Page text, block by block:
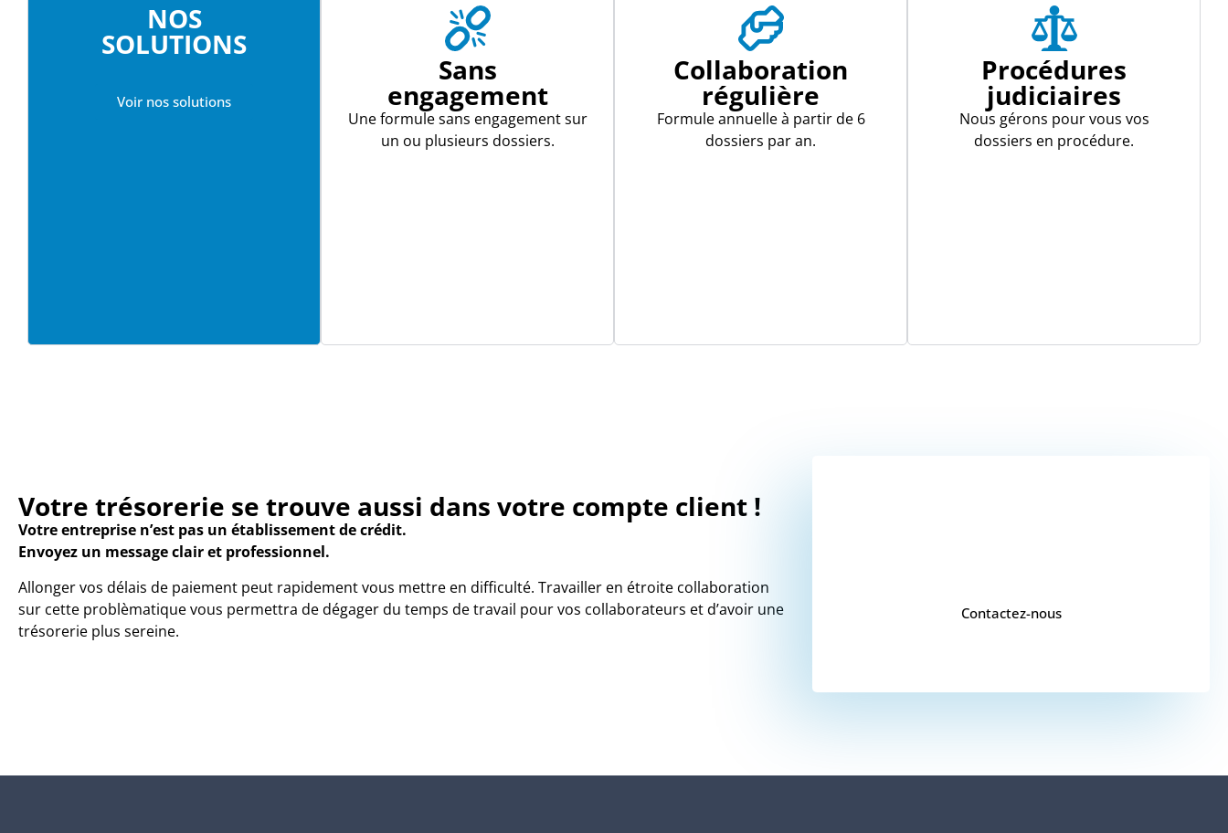
NOS
SOLUTIONS
Voir nos solutions
Sans
engagement
Une formule sans engagement sur
un ou plusieurs dossiers.
Collaboration
régulière
Formule annuelle à partir de 6
dossiers par an.
Procédures
judiciaires
Nous gérons pour vous vos
dossiers en procédure.
Votre trésorerie se trouve aussi dans votre compte client !
Votre entreprise n’est pas un établissement de crédit.
Envoyez un message clair et professionnel.
Allonger vos délais de paiement peut rapidement vous mettre en difficulté. Travailler en étroite collaboration
sur cette problèmatique vous permettra de dégager du temps de travail pour vos collaborateurs et d’avoir une
trésorerie plus sereine.
Contactez-nous